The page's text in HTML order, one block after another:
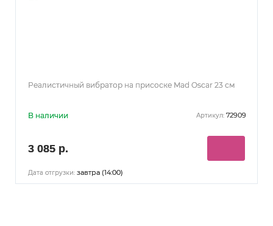
Реалистичный вибратор на присоске Mad Oscar 23 см
В наличии Артикул: 72909
3 085 р.
Дата отгрузки: завтра (14:00)